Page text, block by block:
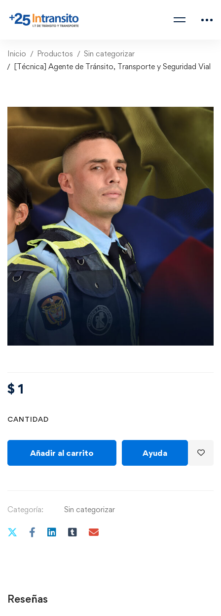
Inicio Productos
Sin categorizar
[Técnica] Agente de Tránsito, Transporte y Seguridad Vial
$ 1
CANTIDAD
Añadir al carrito Ayuda
Categoría: Sin categorizar
Reseñas